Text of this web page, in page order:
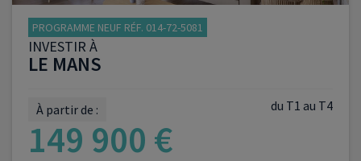
PROGRAMME NEUF RÉF. 014-72-5081
INVESTIR À
LE MANS
du T1 au T4
À partir de :
149 900 €